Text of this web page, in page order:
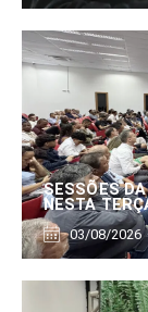
SESSÕES
NESTA
03/08/2026